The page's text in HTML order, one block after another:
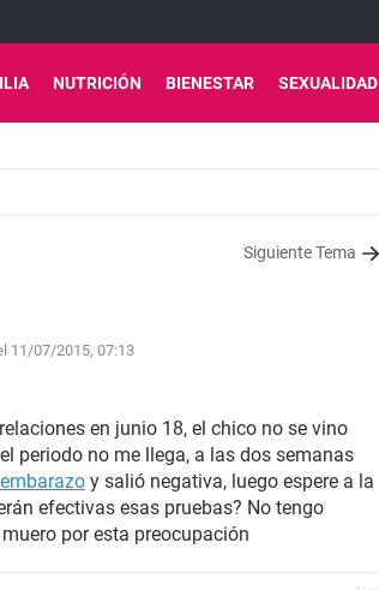
NUTRICIÓN BIENESTAR SEXUALIDAD
Siguiente Tema
11/07/2015, 07:13
en junio 18, el chico no se vino
periodo no me llega, a las dos semanas
y salió negativa, luego espere a la
efectivas esas pruebas? No tengo
por esta preocupación